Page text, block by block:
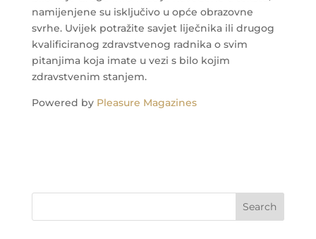
namijenjene su isključivo u opće obrazovne
svrhe. Uvijek potražite savjet liječnika ili drugog
kvalificiranog zdravstvenog radnika o svim
pitanjima koja imate u vezi s bilo kojim
zdravstvenim stanjem.
Powered by Pleasure Magazines